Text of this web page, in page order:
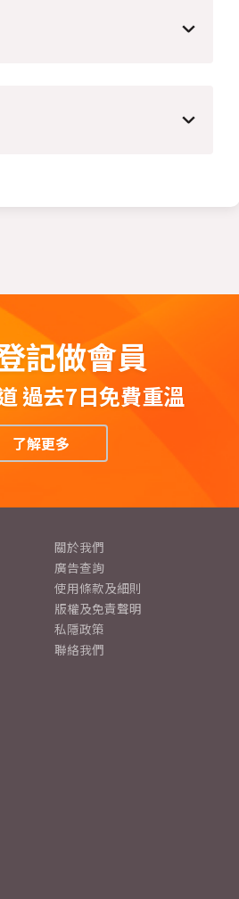
記做會員
過去7日免費重溫
了解更多
關於我們
廣告查詢
使用條款及細則
版權及免責聲明
私隱政策
聯絡我們